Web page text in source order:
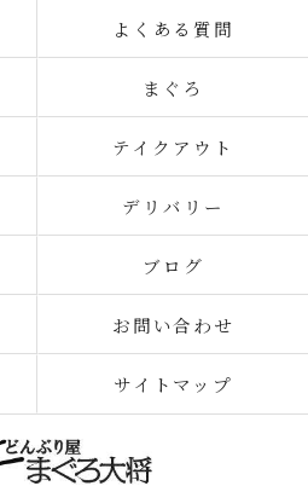
よくある質問
まぐろ
テイクアウト
デリバリー
ブログ
お問い合わせ
サイトマップ